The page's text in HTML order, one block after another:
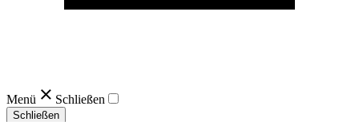
Menü Schließen
Schließen